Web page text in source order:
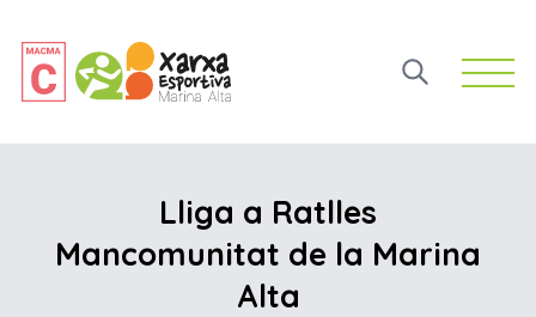
Open
Lliga a Ratlles
Mancomunitat de la Marina
Alta